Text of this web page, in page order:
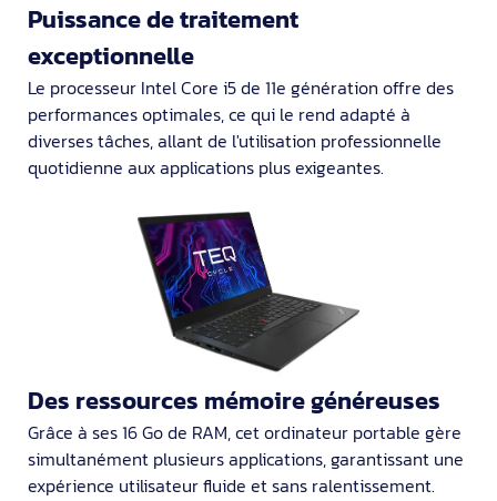
Puissance de traitement
exceptionnelle
Le processeur Intel Core i5 de 11e génération offre des
performances optimales, ce qui le rend adapté à
diverses tâches, allant de l'utilisation professionnelle
quotidienne aux applications plus exigeantes.
Des ressources mémoire généreuses
Grâce à ses 16 Go de RAM, cet ordinateur portable gère
simultanément plusieurs applications, garantissant une
expérience utilisateur fluide et sans ralentissement.